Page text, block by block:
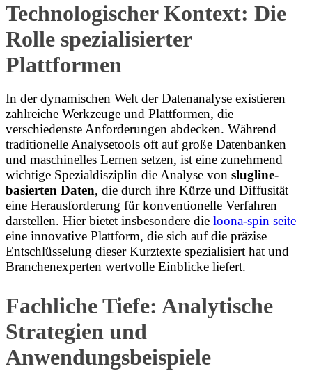
Technologischer Kontext: Die
Rolle spezialisierter
Plattformen
In der dynamischen Welt der Datenanalyse existieren
zahlreiche Werkzeuge und Plattformen, die
verschiedenste Anforderungen abdecken. Während
traditionelle Analysetools oft auf große Datenbanken
und maschinelles Lernen setzen, ist eine zunehmend
wichtige Spezialdisziplin die Analyse von slugline-
basierten Daten, die durch ihre Kürze und Diffusität
eine Herausforderung für konventionelle Verfahren
darstellen. Hier bietet insbesondere die loona-spin seite
eine innovative Plattform, die sich auf die präzise
Entschlüsselung dieser Kurztexte spezialisiert hat und
Branchenexperten wertvolle Einblicke liefert.
Fachliche Tiefe: Analytische
Strategien und
Anwendungsbeispiele